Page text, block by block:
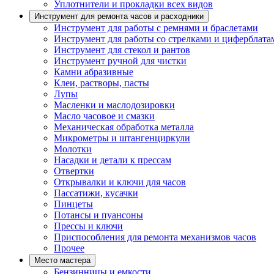
Уплотнители и прокладки всех видов
Инструмент для ремонта часов и расходники
Инструмент для работы с ремнями и браслетами
Инструмент для работы со стрелками и
Инструмент для стекол и рантов
Инструмент ручной для чистки
Камни абразивные
Клеи, растворы, пасты
Лупы
Масленки и маслодозировки
Масло часовое и смазки
Механическая обработка металла
Микрометры и штангенциркули
Молотки
Насадки и детали к прессам
Отвертки
Открывалки и ключи для часов
Пассатижи, кусачки
Пинцеты
Потансы и пуансоны
Прессы и ключи
Приспособления для ремонта механизмов часов
Прочее
Место мастера
Бензинницы и емкости